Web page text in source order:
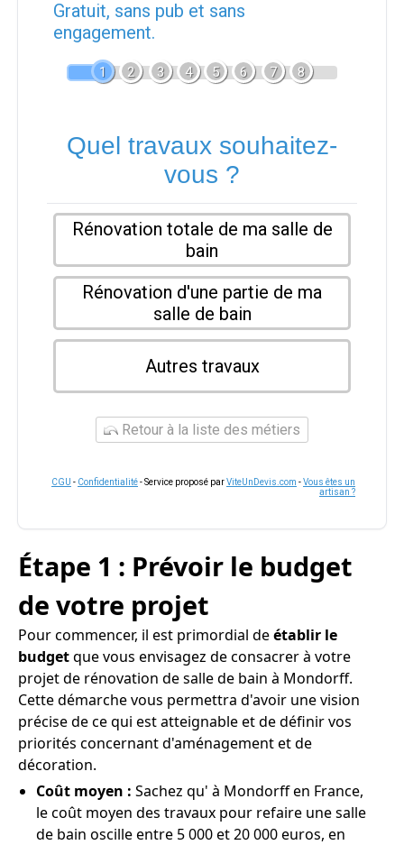
Gratuit, sans pub et sans
engagement.
1 2 3 4 5 6 7 8
Quel travaux souhaitez-
vous ?
Rénovation totale de ma salle de
bain
Rénovation d'une partie de ma
salle de bain
Autres travaux
Retour à la liste des métiers
CGU - Confidentialité- Service proposé parViteUnDevis.com -Vous êtes un
artisan ?
Étape 1 : Prévoir le budget
de votre projet
Pour commencer, il est primordial deétablir le
budgetque vous envisagez de consacrer à votre
projet de rénovation de salle de bain à Mondorff.
Cette démarche vous permettra d'avoir une vision
précise de ce qui est atteignable et de définir vos
priorités concernant d'aménagement et de
décoration.
Coût moyen : Sachez qu' à Mondorff en France,
le coût moyen des travaux pour refaire une salle
de bain oscille entre 5 000 et 20 000 euros, en